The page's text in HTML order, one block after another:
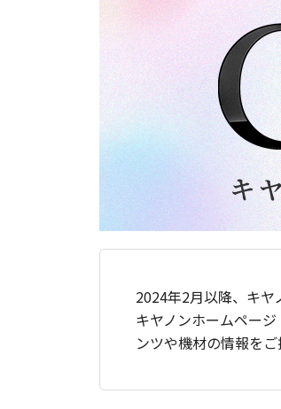
2024年2月以降、キヤ
キヤノンホームペー
ンツや機材の情報をご